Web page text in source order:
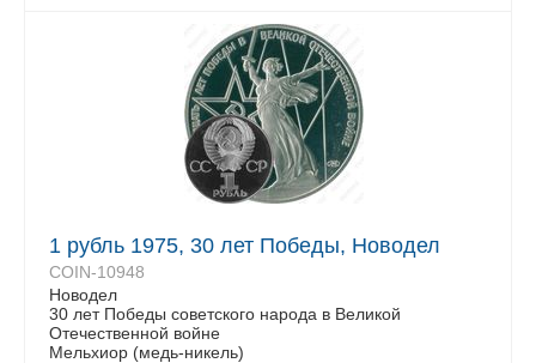
1 рубль 1975, 30 лет Победы, Новодел
COIN-10948
Новодел
30 лет Победы советского народа в Великой
Отечественной войне
Мельхиор (медь-никель)